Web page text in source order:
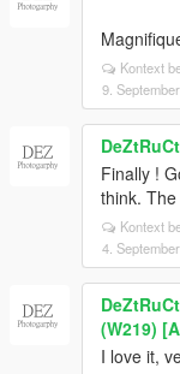
Kontext
9.
Finally !
think.
Kontext
4.
(W219)
I love it,